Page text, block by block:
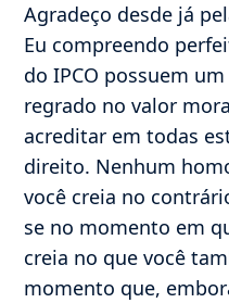
Agradeço desde já
Eu compreendo
do IPCO possuem
regrado no valor
acreditar em todas
direito. Nenhum
você creia no
se no momento em
creia no que você
momento que,